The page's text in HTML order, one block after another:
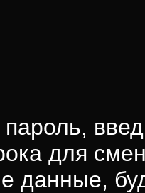
для
данные,